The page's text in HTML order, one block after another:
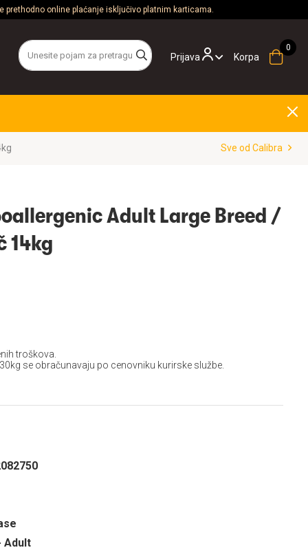
prethodno online plaćanje isključivo platnim karticama.
Prijava Korpa
Sve od Calibra
Adult Large Breed /
14kg
troškova.
se obračunavaju po cenovniku kurirske službe.
Adult